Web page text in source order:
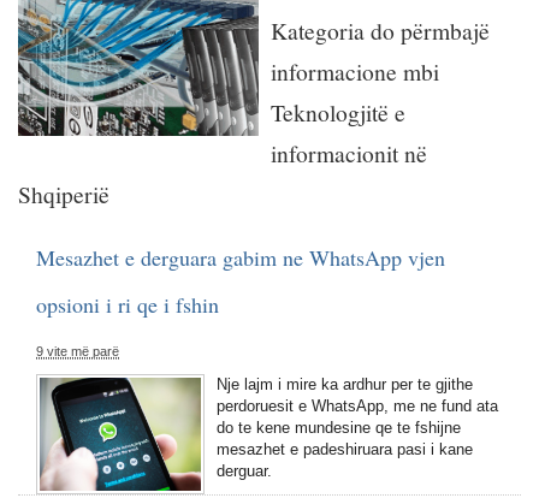
Kategoria do përmbajë
informacione mbi
Teknologjitë e
informacionit në
Shqiperië
Mesazhet e derguara gabim ne WhatsApp vjen
opsioni i ri qe i fshin
9 vite më parë
Nje lajm i mire ka ardhur per te gjithe
perdoruesit e WhatsApp, me ne fund ata
do te kene mundesine qe te fshijne
mesazhet e padeshiruara pasi i kane
derguar.